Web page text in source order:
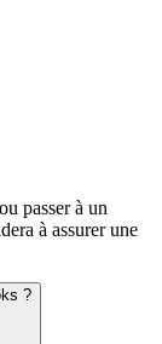
passer à un
à assurer une
?